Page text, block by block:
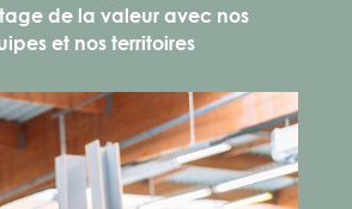
de la valeur avec nos
et nos territoires